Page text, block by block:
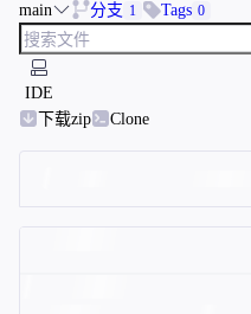
main 分支 1 Tags 0
IDE
下载zip
Clone